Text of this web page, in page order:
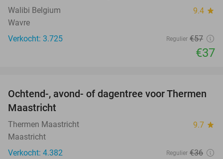
Walibi Belgium 9.4 star
Wavre
Verkocht: 3.725
Regulier €57
€37
25%
Ochtend-, avond- of dagentree voor Thermen
Maastricht
Thermen Maastricht 9.7 star
Maastricht
Verkocht: 4.382
Regulier €36